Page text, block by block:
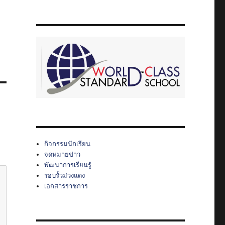
กิจกรรมนักเรียน
จดหมายข่าว
พัฒนาการเรียนรู้
รอบรั้วม่วงแดง
เอกสารราชการ